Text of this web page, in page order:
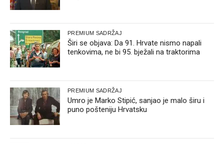
PREMIUM SADRŽAJ
Širi se objava: Da 91. Hrvate nismo napali
tenkovima, ne bi 95. bježali na traktorima
PREMIUM SADRŽAJ
Umro je Marko Stipić, sanjao je malo širu i
puno pošteniju Hrvatsku